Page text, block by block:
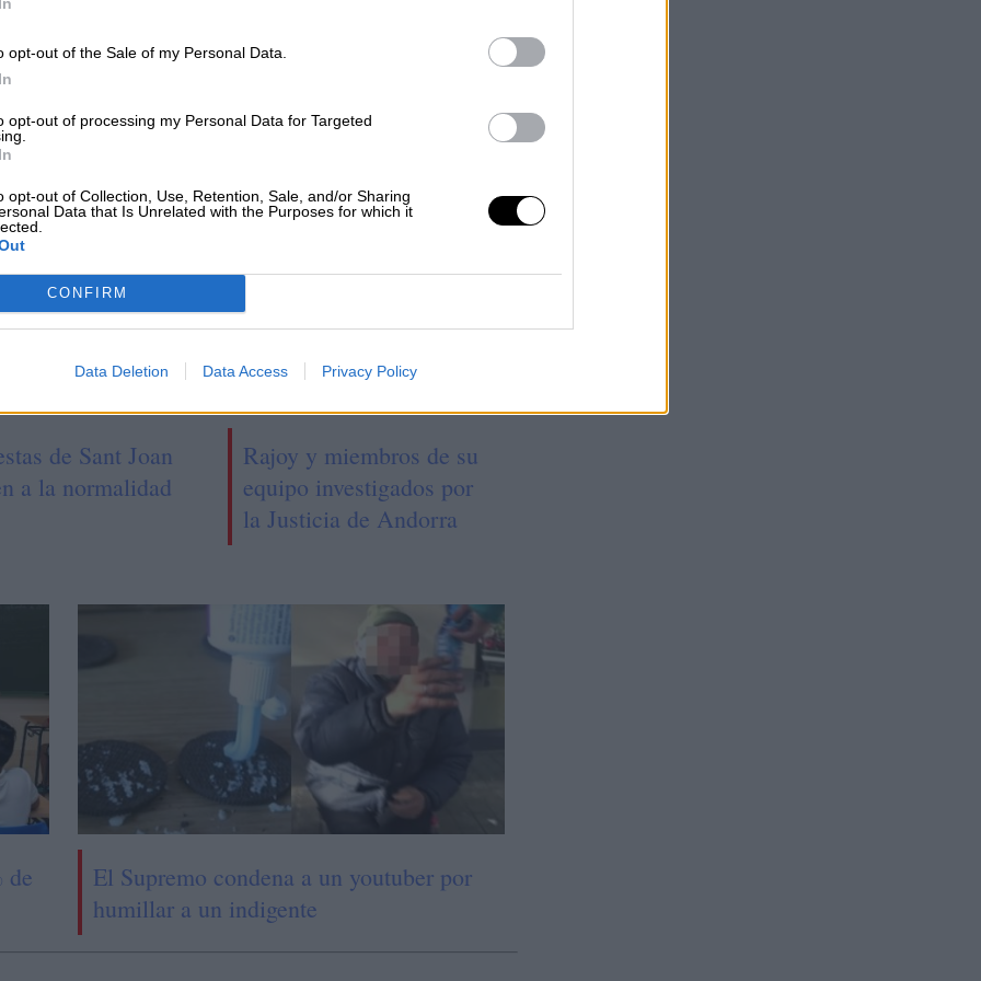
opt-out of the Sale of my Personal Data.
opt-out of processing my Personal Data for Targeted
opt-out of Collection, Use, Retention, Sale, and/or Sharing
Data that Is Unrelated with the Purposes for which it
CONFIRM
Data Deletion Data Access Privacy Policy
Carles Ruiz: "La capacidad de
afrontar los retos del futuro"
de Sant Joan
a la normalidad
Rajoy y miembros de su
equipo investigados por
la Justicia de Andorra
de
El Supremo condena a un youtuber por
humillar a un indigente